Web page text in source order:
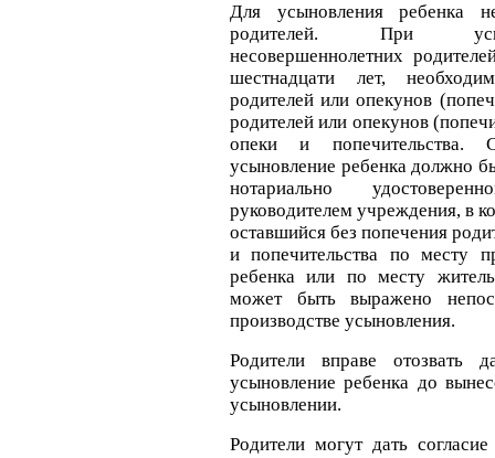
Для усыновления ребенка
родителей. При
несовершеннолетних
шестнадцати лет,
родителей или опекунов
родителей или опекунов
опеки и попечительства.
усыновление ребенка должно
нотариально
руководителем учреждения, в
оставшийся без попечения
и попечительства по месту
ребенка или по месту
может быть выражено
производстве усыновления.
Родители вправе отозвать
усыновление ребенка до
усыновлении.
Родители могут дать